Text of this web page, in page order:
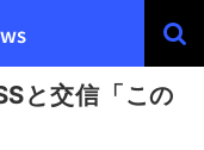
と交信「この